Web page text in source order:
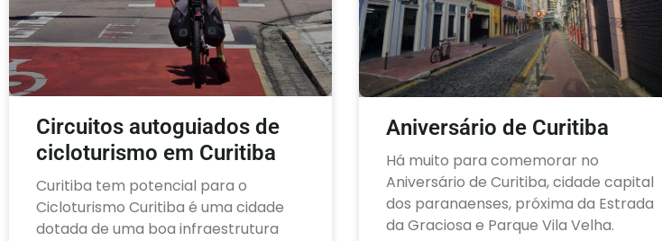
Circuitos autoguiados de
cicloturismo em Curitiba
Curitiba tem potencial para o
Cicloturismo Curitiba é uma cidade
dotada de uma boa infraestrutura
Aniversário de Curitiba
Há muito para comemorar no
Aniversário de Curitiba, cidade capital
dos paranaenses, próxima da Estrada
da Graciosa e Parque Vila Velha.